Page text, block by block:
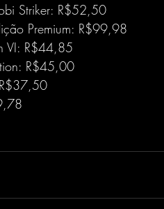
Striker: R$52,50
Premium: R$99,98
VI: R$44,85
R$45,00